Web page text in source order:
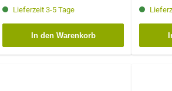
Lieferzeit 3-5 Tage
In den Warenkorb